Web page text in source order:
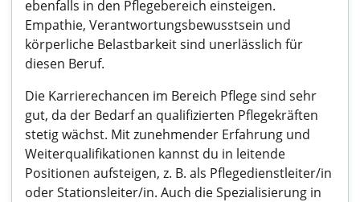
ebenfalls in den Pflegebereich einsteigen.
Empathie, Verantwortungsbewusstsein und
körperliche Belastbarkeit sind unerlässlich für
diesen Beruf.
Die Karrierechancen im Bereich Pflege sind sehr
gut, da der Bedarf an qualifizierten Pflegekräften
stetig wächst. Mit zunehmender Erfahrung und
Weiterqualifikationen kannst du in leitende
Positionen aufsteigen, z. B. als Pflegedienstleiter/in
oder Stationsleiter/in. Auch die Spezialisierung in